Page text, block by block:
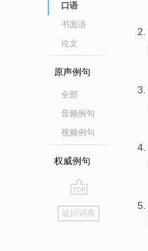
口语
书面语
论文
原声例句
全部
音频例句
视频例句
权威例句
go
top
返回词典